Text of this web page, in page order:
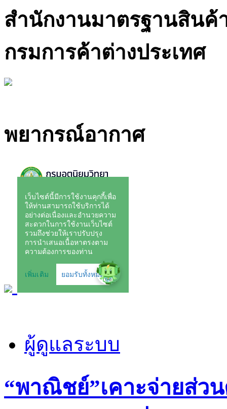
สำนักงานมาตรฐานสินค้
กรมการค้าต่างประเทศ
พยากรณ์อากาศ
ผู้ดูแลระบบ
“พาณิชย์”เคาะจ่ายส่ว